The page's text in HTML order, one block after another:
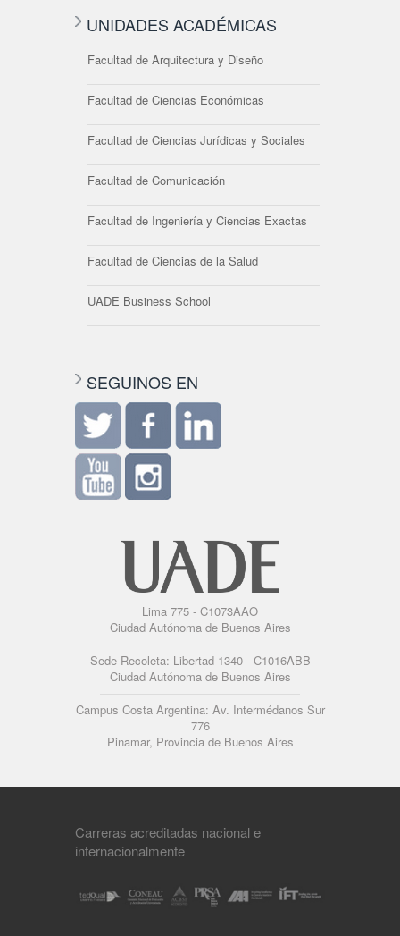
UNIDADES ACADÉMICAS
Facultad de Arquitectura y Diseño
Facultad de Ciencias Económicas
Facultad de Ciencias Jurídicas y Sociales
Facultad de Comunicación
Facultad de Ingeniería y Ciencias Exactas
Facultad de Ciencias de la Salud
UADE Business School
SEGUINOS EN
Lima 775 - C1073AAO
Ciudad Autónoma de Buenos Aires
Sede Recoleta: Libertad 1340 - C1016ABB
Ciudad Autónoma de Buenos Aires
Campus Costa Argentina: Av. Intermédanos Sur
776
Pinamar, Provincia de Buenos Aires
Carreras acreditadas nacional e
internacionalmente